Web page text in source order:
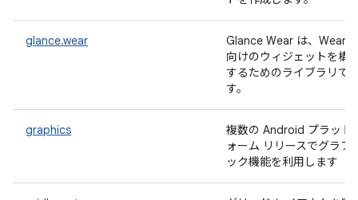
glance.wear
Glance Wear は、Wear
向けのウィジェットを構
するためのライブラリで
す。
graphics
複数の Android プラット
ォーム リリースでグラフ
ック機能を利用します